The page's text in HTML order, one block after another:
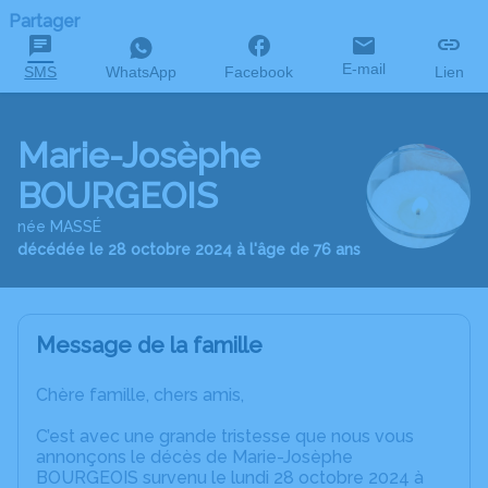
Partager
SMS WhatsApp Facebook E-mail Lien
Marie-Josèphe
BOURGEOIS
née MASSÉ
décédée le 28 octobre 2024 à l'âge de 76 ans
Message de la famille
Chère famille, chers amis,
C’est avec une grande tristesse que nous vous
annonçons le décès de Marie-Josèphe
BOURGEOIS survenu le lundi 28 octobre 2024 à